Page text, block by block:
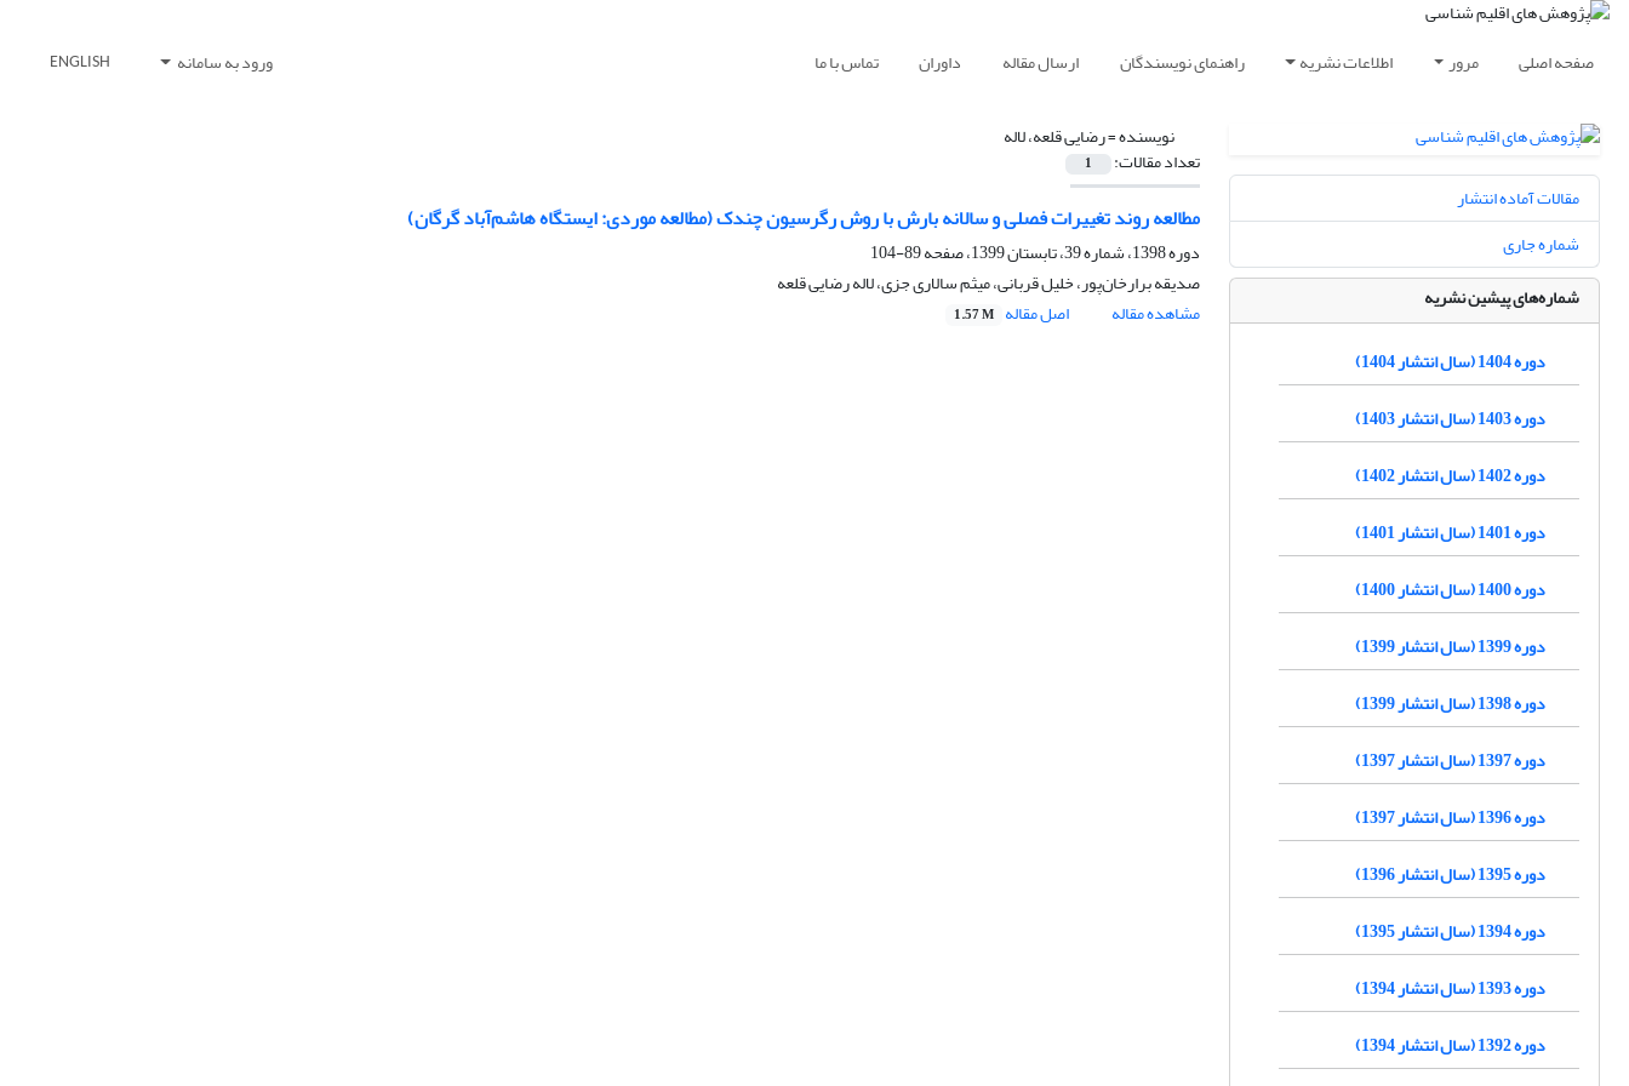
صفحه اصلی مرور اطلاعات نشریه راهنمای نویسندگان ارسال مقاله داوران تماس با ما ورود به سامانه ENGLISH
نویسنده =رضایی قلعه، لاله
تعداد مقالات: 1
مطالعه روند تغییرات فصلی و سالانه بارش با روش رگرسیون چندک (مطالعه موردی: ایستگاه هاشم‌آباد گرگان)
دوره 1398، شماره 39، تابستان 1399، صفحه
89-104
صدیقه برارخان‌پور، خلیل قربانی، میثم سالاری جزی، لاله رضایی قلعه
مشاهده مقاله
اصل مقاله 1.57 M
مقالات آماده انتشار
شماره جاری
شماره‌های پیشین نشریه
دوره 1404 (سال انتشار 1404)
دوره 1403 (سال انتشار 1403)
دوره 1402 (سال انتشار 1402)
دوره 1401 (سال انتشار 1401)
دوره 1400 (سال انتشار 1400)
دوره 1399 (سال انتشار 1399)
دوره 1398 (سال انتشار 1399)
دوره 1397 (سال انتشار 1397)
دوره 1396 (سال انتشار 1397)
دوره 1395 (سال انتشار 1396)
دوره 1394 (سال انتشار 1395)
دوره 1393 (سال انتشار 1394)
دوره 1392 (سال انتشار 1394)